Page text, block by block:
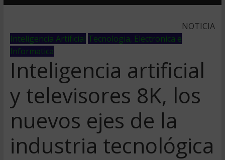
NOTICIA
Inteligencia Artificial Tecnologia, Electronica e
Informatica
Inteligencia artificial
y televisores 8K, los
nuevos ejes de la
industria tecnológica